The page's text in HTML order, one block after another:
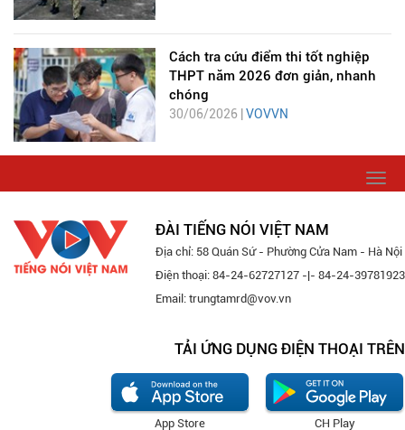
Cách tra cứu điểm thi tốt nghiệp
THPT năm 2026 đơn giản, nhanh
chóng
30/06/2026 | VOVVN
ĐÀI TIẾNG NÓI VIỆT NAM
Địa chỉ: 58 Quán Sứ - Phường Cửa Nam - Hà Nội
Điện thoại: 84-24-62727127 -|- 84-24-39781923
Email: trungtamrd@vov.vn
TẢI ỨNG DỤNG ĐIỆN THOẠI TRÊN
CH Play
App Store